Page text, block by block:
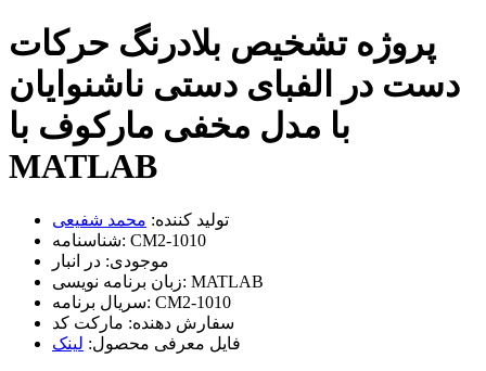
پروژه تشخیص بلادرنگ حرکات
دست در الفبای دستی ناشنوایان
با مدل مخفی مارکوف با
MATLAB
تولید کننده: محمد شفیعی
شناسنامه: CM2-1010
موجودی: در انبار
زبان برنامه نویسی: MATLAB
سریال برنامه: CM2-1010
سفارش دهنده: مارکت کد
فایل معرفی محصول: لینک